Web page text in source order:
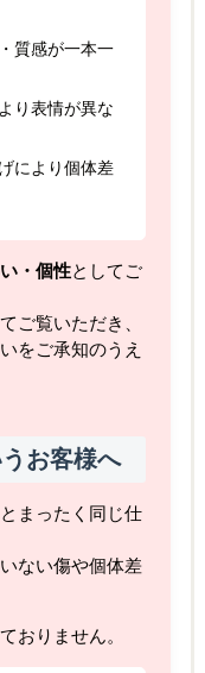
質感が一本一
り表情が異な
により個体差
・個性としてご
ご覧いただき、
をご承知のうえ
お客様へ
まったく同じ仕
ない傷や個体差
おりません。